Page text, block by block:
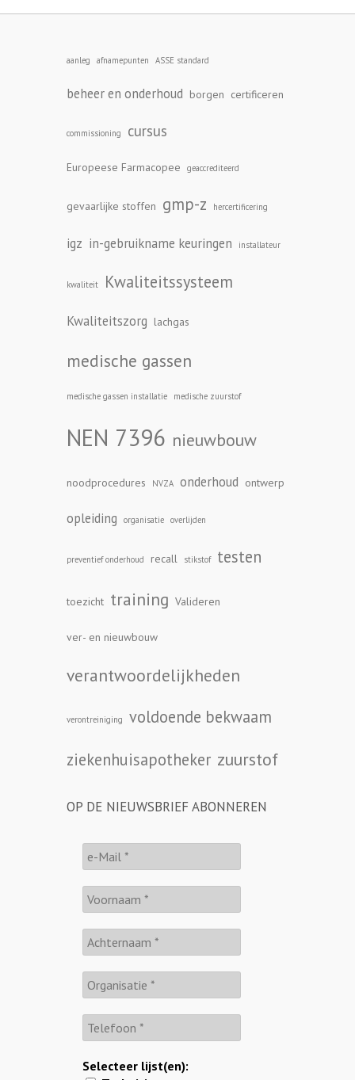
aanleg afnamepunten ASSE standard
beheer en onderhoud borgen certificeren
commissioning cursus
Europeese Farmacopee geaccrediteerd
gevaarlijke stoffen gmp-z hercertificering
igz in-gebruikname keuringen installateur
kwaliteit Kwaliteitssysteem
Kwaliteitszorg lachgas
medische gassen
medische gassen installatie medische zuurstof
NEN 7396 nieuwbouw
noodprocedures NVZA onderhoud ontwerp
opleiding organisatie overlijden
preventief onderhoud recall stikstof testen
toezicht training Valideren
ver- en nieuwbouw
verantwoordelijkheden
verontreiniging
voldoende bekwaam
ziekenhuisapotheker zuurstof
OP DE NIEUWSBRIEF ABONNEREN
Selecteer lijst(en):